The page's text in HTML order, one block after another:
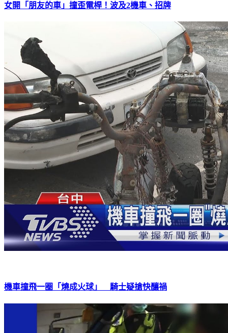
女開「朋友的車」撞歪電桿！波及2機車、招牌
機車撞飛一圈「燒成火球」 騎士疑搶快釀禍